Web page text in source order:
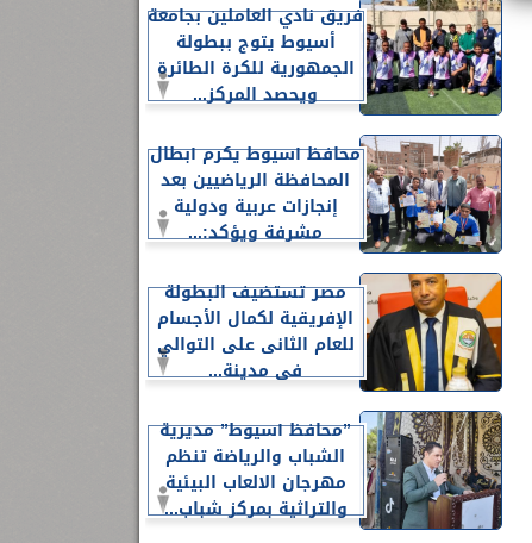
فريق نادي العاملين بجامعة
أسيوط يتوج ببطولة
الجمهورية للكرة الطائرة
ويحصد المركز...
محافظ أسيوط يكرم أبطال
المحافظة الرياضيين بعد
إنجازات عربية ودولية
مشرفة ويؤكد:...
مصر تستضيف البطولة
الإفريقية لكمال الأجسام
للعام الثانى على التوالي
في مدينة...
”محافظ أسيوط” مديرية
الشباب والرياضة تنظم
مهرجان الالعاب البيئية
والتراثية بمركز شباب...